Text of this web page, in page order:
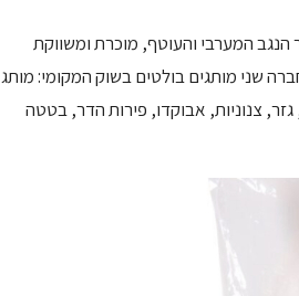
המערבי והעוטף, מוכרת ומשווקת
שני מותגים בולטים בשוק המקומי: מותג
צנוניות, אבוקדו, פירות הדר, בטטה